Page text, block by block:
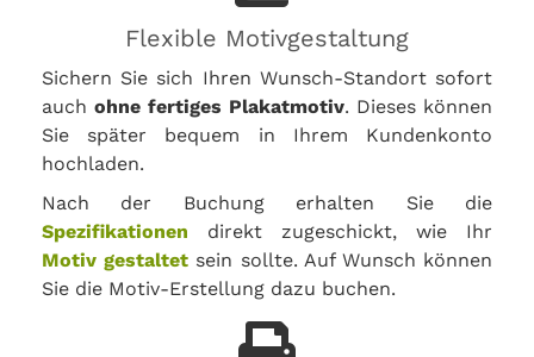
Flexible Motivgestaltung
Sichern Sie sich Ihren Wunsch-Standort sofort
auch ohne fertiges Plakatmotiv. Dieses können
Sie später bequem in Ihrem Kundenkonto
hochladen.
Nach der Buchung erhalten Sie die
Spezifikationen direkt zugeschickt, wie Ihr
Motiv gestaltet sein sollte. Auf Wunsch können
Sie die Motiv-Erstellung dazu buchen.